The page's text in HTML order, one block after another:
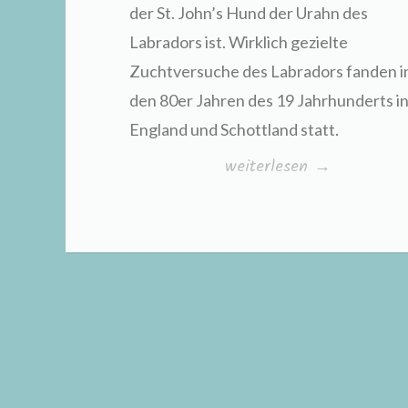
der St. John’s Hund der Urahn des
Labradors ist. Wirklich gezielte
Zuchtversuche des Labradors fanden
den 80er Jahren des 19 Jahrhunderts in
England und Schottland statt.
„Labrador
weiterlesen →